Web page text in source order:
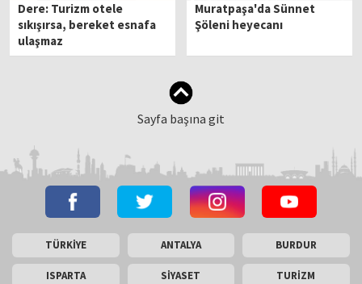
Dere: Turizm otele
sıkışırsa, bereket esnafa
ulaşmaz
Muratpaşa'da Sünnet
Şöleni heyecanı
Sayfa başına git
TÜRKİYE ANTALYA BURDUR
ISPARTA SİYASET TURİZM